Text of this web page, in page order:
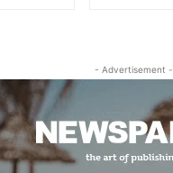
- Advertisement -